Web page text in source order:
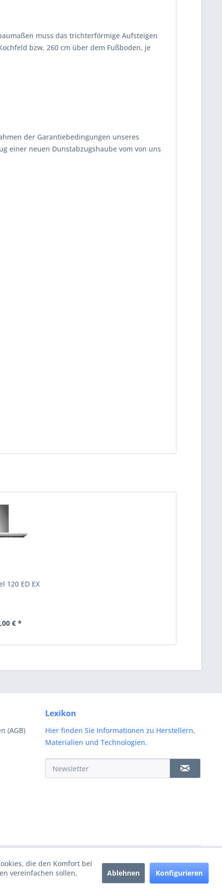
muss das trichterförmige Aufsteigen
bzw. 260 cm über dem Fußboden, je
der Garantiebedingungen unseres
einer neuen Dunstabzugshaube vom von uns
120 ED EX
€ *
(AGB)
Lexikon
Hier finden Sie Informationen zu Herstellern,
Materialien und Technologien.
die den Komfort bei
vereinfachen sollen,
Ablehnen Konfigurieren